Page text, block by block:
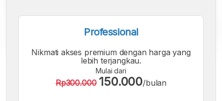
Font
Kecil
A
FontFont
Professional
Nikmati akses premium dengan harga yang
lebih terjangkau.
Mulai dari
Rp300.000 150.000/bulan